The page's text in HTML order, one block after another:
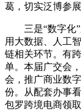
葛，切实泛博参
三是“数字化”
用大数据、人工
链相关环节。有
单。本届广交会
会，推广商业数
份。从配套办事
包罗跨境电商领